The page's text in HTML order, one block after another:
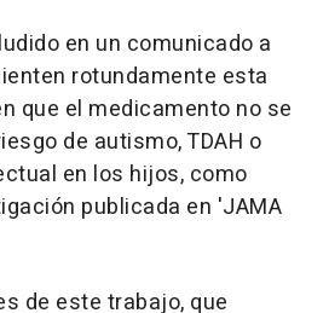
en un comunicado a
rotundamente esta
que el medicamento no se
de autismo, TDAH o
en los hijos, como
publicada en 'JAMA
de este trabajo, que